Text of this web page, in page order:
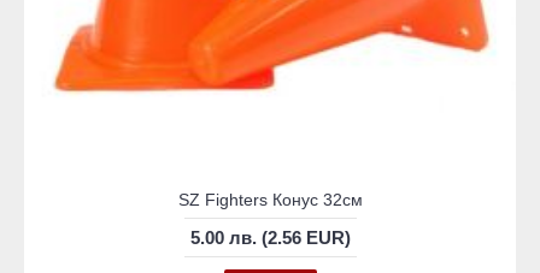
SZ Fighters Конус 32см
5.00 лв. (2.56 EUR)